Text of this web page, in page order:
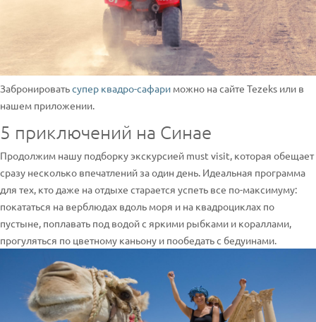
Забронироватьсупер квадро-сафари можно на сайте Tezeks или в
нашем приложении.
5 приключений на Синае
Продолжим нашу подборку экскурсией must visit, которая обещает
сразу несколько впечатлений за один день. Идеальная программа
для тех, кто даже на отдыхе старается успеть все по-максимуму:
покататься на верблюдах вдоль моря и на квадроциклах по
пустыне, поплавать под водой с яркими рыбками и кораллами,
прогуляться по цветному каньону и пообедать с бедуинами.